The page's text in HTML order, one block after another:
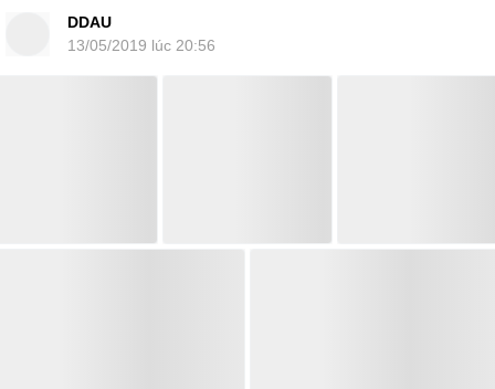
DDAU
13/05/2019 lúc 20:56